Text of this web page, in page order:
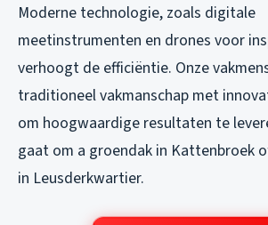
Moderne technologie, zoals digitale
meetinstrumenten en drones voor
verhoogt de efficiëntie. Onze
traditioneel vakmanschap met
om hoogwaardige resultaten te
gaat om a groendak in Kattenbroek
in Leusderkwartier.